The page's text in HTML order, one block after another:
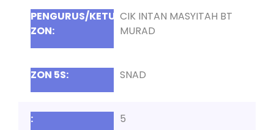
CIK INTAN MASYITAH BT
MURAD
SNAD
5